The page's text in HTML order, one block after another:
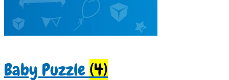
Baby Puzzle (4)